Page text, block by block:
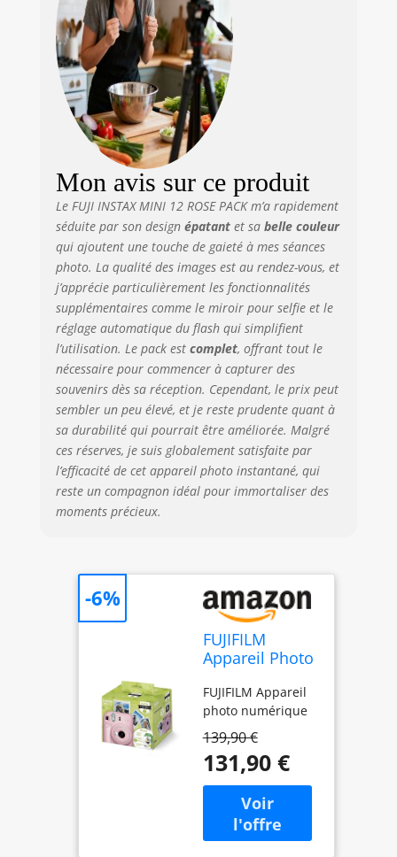
Mon avis sur ce produit
Le FUJI INSTAX MINI 12 ROSE PACK m’a rapidement
séduite par son design épatantet sa belle couleur
qui ajoutent une touche de gaieté à mes séances
photo. La qualité des images est au rendez-vous, et
j’apprécie particulièrement les fonctionnalités
supplémentaires comme le miroir pour selfie et le
réglage automatique du flash qui simplifient
l’utilisation. Le pack est complet, offrant tout le
nécessaire pour commencer à capturer des
souvenirs dès sa réception. Cependant, le prix peut
sembler un peu élevé, et je reste prudente quant à
sa durabilité qui pourrait être améliorée. Malgré
ces réserves, je suis globalement satisfaite par
l’efficacité de cet appareil photo instantané, qui
reste un compagnon idéal pour immortaliser des
moments précieux.
FUJIFILM
Appareil Photo
Instax Mini 12
Rose Pack
Iconique
FUJIFILM Appareil
photo numérique
139,90 €
131,90 €
-6%